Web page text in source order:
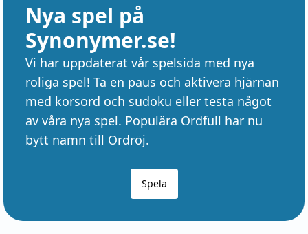
Nya spel på
Synonymer.se!
Vi har uppdaterat vår spelsida med nya
roliga spel! Ta en paus och aktivera hjärnan
med korsord och sudoku eller testa något
av våra nya spel. Populära Ordfull har nu
bytt namn till Ordröj.
Spela